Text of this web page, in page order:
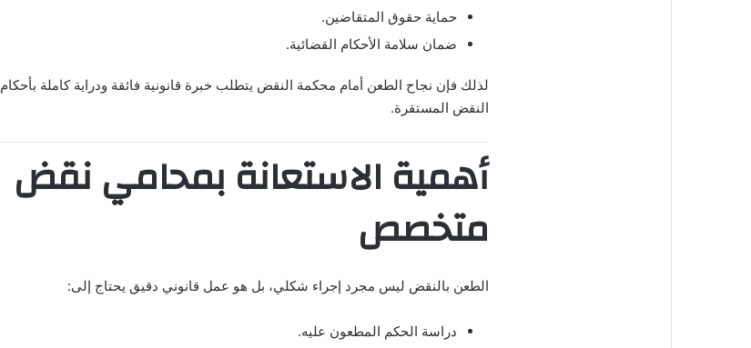
حماية حقوق المتقاضين.
ضمان سلامة الأحكام القضائية.
لذلك فإن نجاح الطعن أمام محكمة النقض يتطلب خبرة قانونية فائقة ودراية كاملة بأحكام
النقض المستقرة.
أهمية الاستعانة بمحامي نقض
متخصص
الطعن بالنقض ليس مجرد إجراء شكلي، بل هو عمل قانوني دقيق يحتاج إلى:
دراسة الحكم المطعون عليه.